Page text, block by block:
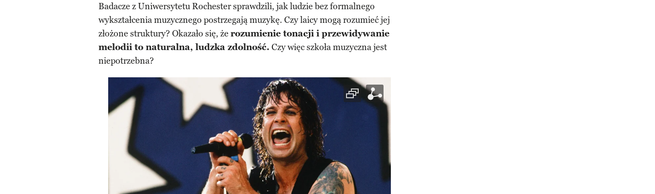
Badacze z Uniwersytetu Rochester sprawdzili, jak ludzie bez formalnego
wykształcenia muzycznego postrzegają muzykę. Czy laicy mogą rozumieć jej
złożone struktury? Okazało się, że rozumienie tonacji i przewidywanie
melodii to naturalna, ludzka zdolność. Czy więc szkoła muzyczna jest
niepotrzebna?